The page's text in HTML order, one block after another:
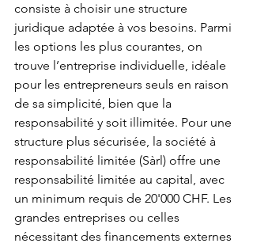
consiste à choisir une structure
juridique adaptée à vos besoins. Parmi
les options les plus courantes, on
trouve l’entreprise individuelle, idéale
pour les entrepreneurs seuls en raison
de sa simplicité, bien que la
responsabilité y soit illimitée. Pour une
structure plus sécurisée, la société à
responsabilité limitée (Sàrl) offre une
responsabilité limitée au capital, avec
un minimum requis de 20'000 CHF. Les
grandes entreprises ou celles
nécessitant des financements externes